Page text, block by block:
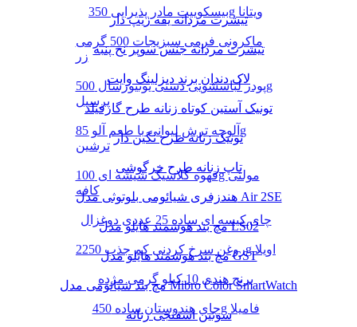
بیسکوییت مادر پذیرایی 350g ویتانا
ماکرونی فرمی سبزیجات 500 گرمی
زر
پودر لباسشویی دستی یونیورسال 500g
پرسیل
آلوچه ترش لیوانی با طعم آلو 85g
ترشین
قهوه کلاسیک شیشه ای 100g مولتی
کافه
چای کیسه ای ساده 25 عددی دوغزال
روغن سرخ کردنی کم جذب 2250g اویلا
برنج هندی 10 کیلو گرمی مژده
چای هندوستان ساده 450g فامیلا
تیشرت مردانه یقه زیپ دار
تیشرت مردانه جنس سوپر نخ پنبه
لاک دندان برند دیزلینگ وایت
تونیک آستین کوتاه زنانه طرح گارفیلد
تونیک زنانه طرح نگین دار
تاپ زنانه طرح خرگوشی
هندزفری شیائومی بلوتوثی مدل Air 2SE
مچ بند هوشمند هایلو مدل LS02
مچ بند هوشمند هایلو مدل GST
مچ بند شیائومی مدل Mibro Color SmartWatch
سوتین اسفنجی زنانه